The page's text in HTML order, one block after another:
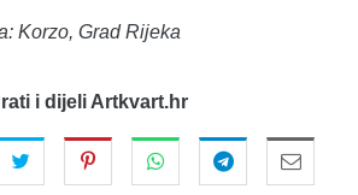
Korzo, Grad Rijeka
i dijeli Artkvart.hr